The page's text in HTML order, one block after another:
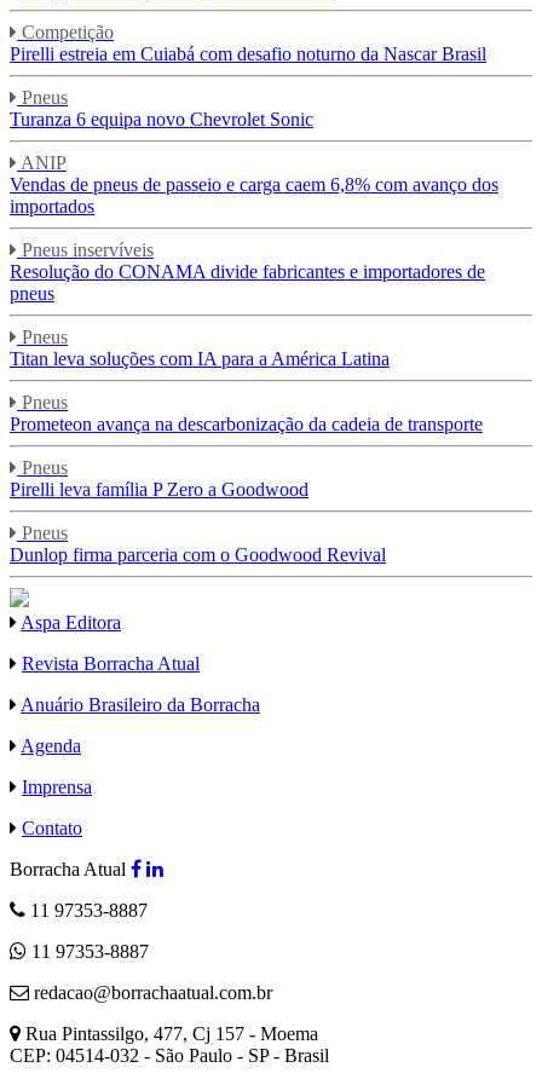
Competição
Pirelli estreia em Cuiabá com desafio noturno da Nascar Brasil
Pneus
Turanza 6 equipa novo Chevrolet Sonic
ANIP
Vendas de pneus de passeio e carga caem 6,8% com avanço dos
importados
Pneus inservíveis
Resolução do CONAMA divide fabricantes e importadores de
pneus
Pneus
Titan leva soluções com IA para a América Latina
Pneus
Prometeon avança na descarbonização da cadeia de transporte
Pneus
Pirelli leva família P Zero a Goodwood
Pneus
Dunlop firma parceria com o Goodwood Revival
Aspa Editora
Revista Borracha Atual
Anuário Brasileiro da Borracha
Agenda
Imprensa
Contato
Borracha Atual
11 97353-8887
11 97353-8887
redacao@borrachaatual.com.br
Rua Pintassilgo, 477, Cj 157 - Moema
CEP: 04514-032 - São Paulo - SP - Brasil